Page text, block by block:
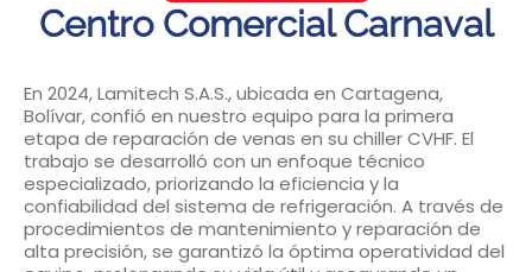
Centro Comercial Carnaval
En 2024, Lamitech S.A.S., ubicada en Cartagena,
Bolívar, confió en nuestro equipo para la primera
etapa de reparación de venas en su chiller CVHF. El
trabajo se desarrolló con un enfoque técnico
especializado, priorizando la eficiencia y la
confiabilidad del sistema de refrigeración. A través de
procedimientos de mantenimiento y reparación de
alta precisión, se garantizó la óptima operatividad del